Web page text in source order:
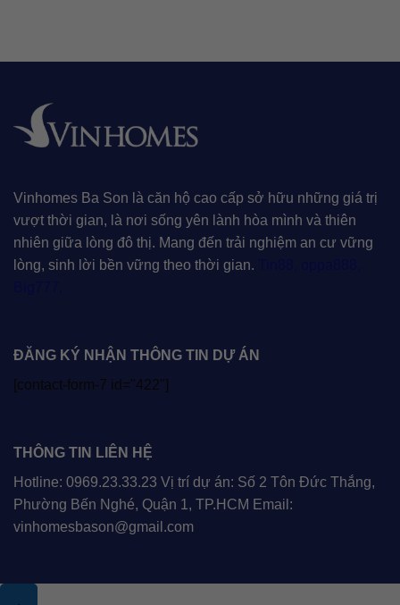
Vinhomes Ba Son là căn hộ cao cấp sở hữu những giá trị
vượt thời gian, là nơi sống yên lành hòa mình và thiên
nhiên giữa lòng đô thị. Mang đến trải nghiệm an cư vững
lòng, sinh lời bền vững theo thời gian.
ĐĂNG KÝ NHẬN THÔNG TIN DỰ ÁN
[contact-form-7 id="422"]
THÔNG TIN LIÊN HỆ
Hotline: 0969.23.33.23 Vị trí dự án: Số 2 Tôn Đức Thắng,
Phường Bến Nghé, Quận 1, TP.HCM Email:
vinhomesbason@gmail.com
.